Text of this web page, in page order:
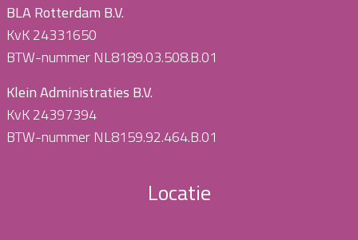
BLA Rotterdam B.V.
KvK 24331650
BTW-nummer NL8189.03.508.B.01
Klein Administraties B.V.
KvK 24397394
BTW-nummer NL8159.92.464.B.01
Locatie